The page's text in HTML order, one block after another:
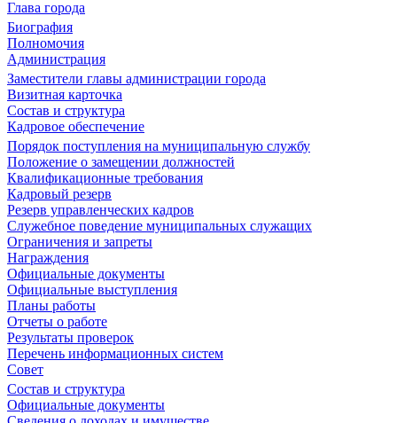
Глава города
Биография
Полномочия
Администрация
Заместители главы администрации города
Визитная карточка
Состав и структура
Кадровое обеспечение
Порядок поступления на муниципальную службу
Положение о замещении должностей
Квалификационные требования
Кадровый резерв
Резерв управленческих кадров
Служебное поведение муниципальных служащих
Ограничения и запреты
Награждения
Официальные документы
Официальные выступления
Планы работы
Отчеты о работе
Результаты проверок
Перечень информационных систем
Совет
Состав и структура
Официальные документы